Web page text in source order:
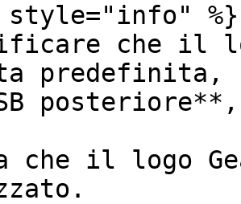
style="info" %}
che il
che il logo